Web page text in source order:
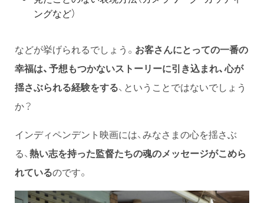
ングなど）
などが挙げられるでしょう。 お客さんにとっての一番の
幸福は、予想もつかないストーリーに引き込まれ、心が
揺さぶられる経験をする、ということではないでしょう
か？
インディペンデント映画には、みなさまの心を揺さぶ
る、熱い志を持った監督たちの魂のメッセージがこめら
れているのです。